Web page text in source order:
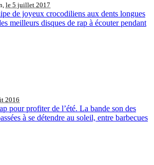
le 5 juillet 2017
de joyeux crocodiliens aux dents longues
meilleurs disques de rap à écouter pendant
2016
pour profiter de l’été. La bande son des
à se détendre au soleil, entre barbecues